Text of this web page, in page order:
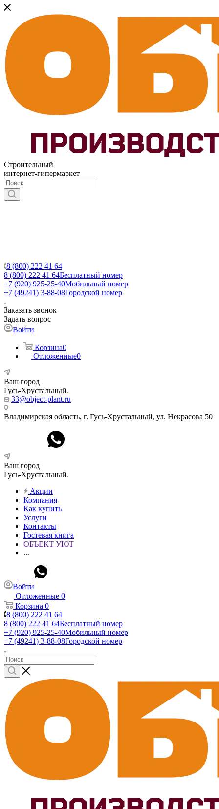
Строительный
интернет-гипермаркет
8 (800) 222 41 64
8 (800) 222 41 64Бесплатный номер
+7 (920) 925-25-40Мобильный номер
+7 (49241) 3-88-08Городской номер
Заказать звонок
Задать вопрос
Войти
Корзина0
Отложенные0
Ваш город
Гусь-Хрустальный
33@object-plant.ru
Владимирская область, г. Гусь-Хрустальный, ул. Некрасова 50
Ваш город
Гусь-Хрустальный
Акции
Компания
Как купить
Услуги
Контакты
Гостевая книга
ОБЪЕКТ УЮТ
...
Войти
Отложенные 0
Корзина 0
8 (800) 222 41 64
8 (800) 222 41 64Бесплатный номер
+7 (920) 925-25-40Мобильный номер
+7 (49241) 3-88-08Городской номер